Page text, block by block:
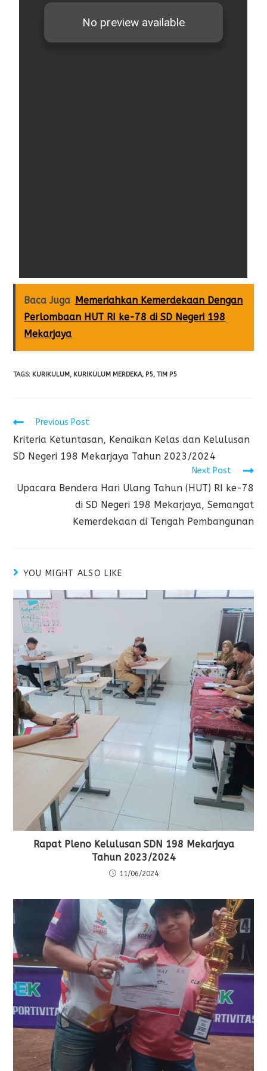
Baca Juga Memeriahkan Kemerdekaan Dengan
Perlombaan HUT RI ke-78 di SD Negeri 198
Mekarjaya
TAGS: KURIKULUM, KURIKULUM MERDEKA, P5, TIM P5
Previous Post
Kriteria Ketuntasan, Kenaikan Kelas dan Kelulusan
SD Negeri 198 Mekarjaya Tahun 2023/2024
Next Post
Upacara Bendera Hari Ulang Tahun (HUT) RI ke-78
di SD Negeri 198 Mekarjaya, Semangat
Kemerdekaan di Tengah Pembangunan
YOU MIGHT ALSO LIKE
Rapat Pleno Kelulusan SDN 198 Mekarjaya
Tahun 2023/2024
11/06/2024